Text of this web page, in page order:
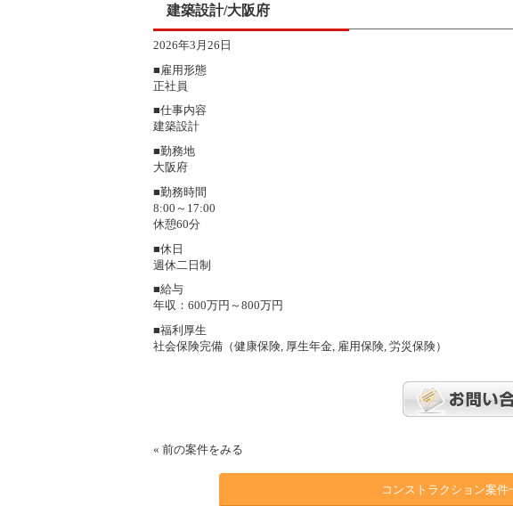
建築設計/大阪府
2026年3月26日
■雇用形態
正社員
■仕事内容
建築設計
■勤務地
大阪府
■勤務時間
8:00～17:00
休憩60分
■休日
週休二日制
■給与
年収：600万円～800万円
■福利厚生
社会保険完備（健康保険, 厚生年金, 雇用保険, 労災保険）
« 前の案件をみる
コンストラクション案件